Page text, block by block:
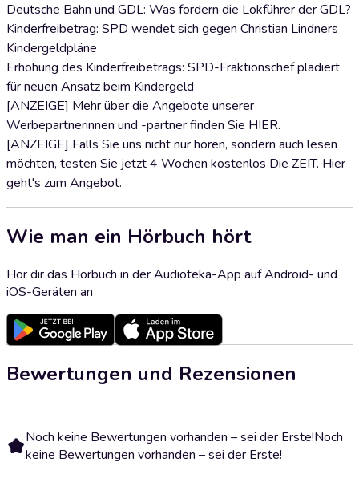
Deutsche Bahn und GDL: Was fordern die Lokführer der GDL?
Kinderfreibetrag: SPD wendet sich gegen Christian Lindners
Kindergeldpläne
Erhöhung des Kinderfreibetrags: SPD-Fraktionschef plädiert
für neuen Ansatz beim Kindergeld
[ANZEIGE] Mehr über die Angebote unserer
Werbepartnerinnen und -partner finden Sie HIER.
[ANZEIGE] Falls Sie uns nicht nur hören, sondern auch lesen
möchten, testen Sie jetzt 4 Wochen kostenlos Die ZEIT. Hier
geht's zum Angebot.
Wie man ein Hörbuch hört
Hör dir das Hörbuch in der Audioteka-App auf Android- und
iOS-Geräten an
Bewertungen und Rezensionen
Noch keine Bewertungen vorhanden – sei der Erste!Noch
keine Bewertungen vorhanden – sei der Erste!